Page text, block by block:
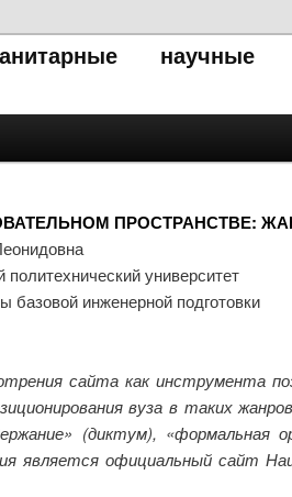
научные
ПРОСТРАНСТВЕ:
университет
базовой инженерной подготовки
сайта как инструмента
вуза в таких
(диктум), «формальная
является официальный сайт